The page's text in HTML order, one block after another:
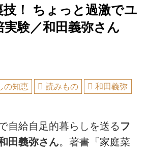
技！ ちょっと過激でユ
実験／和田義弥さん
の知恵 読みもの 和田義弥
自給自足的暮らしを送るフ
田義弥さん。著書『家庭菜